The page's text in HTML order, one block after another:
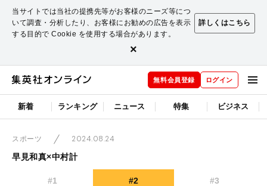
当サイトでは当社の提携先等がお客様のニーズ等につ
いて調査・分析したり、お客様にお勧めの広告を表示
する目的で Cookie を使用する場合があります。
詳しくはこちら
×
無料会員登録 ログイン
新着 ランキング ニュース 特集 ビジネス
スポーツ
2024.08.24
早見和真×中村計
#1 #2 #3